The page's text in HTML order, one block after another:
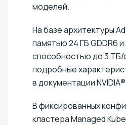
моделей.
На базе архитектуры
памятью 24 ГБ GDDR6
способностью до 3
подробные
в документации
В фиксированных
кластера Managed